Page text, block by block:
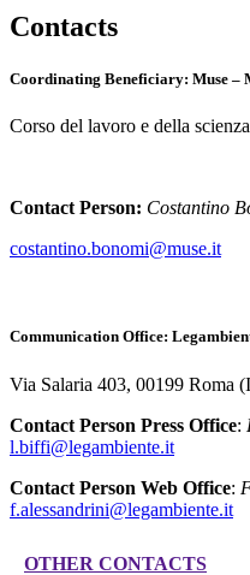
Contacts
Coordinating Beneficiary: Muse –
Corso del lavoro e della
Contact Person: Costantino
costantino.bonomi@muse.it
Communication Office:
Via Salaria 403, 00199 Roma
Contact Person Press Office:
l.biffi@legambiente.it
Contact Person Web Office:
f.alessandrini@legambiente.it
OTHER CONTACTS